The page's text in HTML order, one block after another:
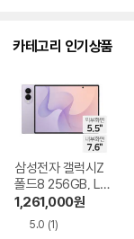
카테고리 인기상품
삼성전자 갤럭시Z
폴드8 256GB, LG
U+ 번호이동 완납
1,261,000원
5.0 (1)